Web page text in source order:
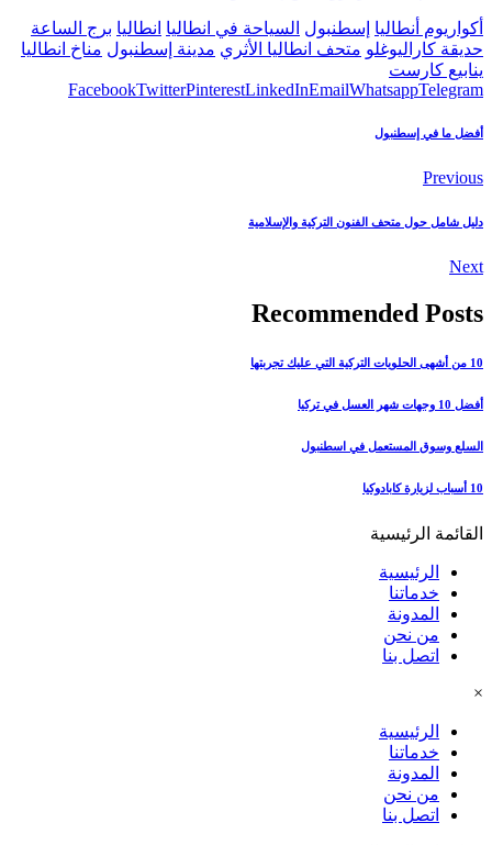
أكواريوم أنطاليا إسطنبول السياحة في انطاليا انطاليا برج الساعة
حديقة كاراليوغلو متحف انطاليا الأثري مدينة إسطنبول مناخ انطاليا
ينابيع كارست
FacebookTwitterPinterestLinkedInEmailWhatsappTelegram
أفضل ما في إسطنبول
Previous
دليل شامل حول متحف الفنون التركية والإسلامية
Next
Recommended Posts
10 من أشهى الحلويات التركية التي عليك تجربتها
أفضل 10 وجهات شهر العسل في تركيا
السلع وسوق المستعمل في اسطنبول
10 أسباب لزيارة كابادوكيا
القائمة الرئيسية
الرئيسية
خدماتنا
المدونة
من نحن
اتصل بنا
×
الرئيسية
خدماتنا
المدونة
من نحن
اتصل بنا